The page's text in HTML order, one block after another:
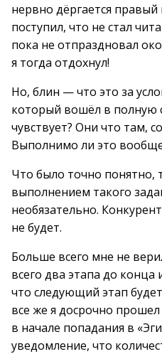
нервно дёргается правый
поступил, что не стал
пока не отпраздновал
я тогда отдохнул!
Но, блин — что это за
который вошёл в полную
чувствует? Они что там,
Выполнимо ли это
Что было точно понятно,
выполнением такого
необязательно.
не будет.
Больше всего мне не
всего два этапа до конца
что следующий этап
все же я досрочно
в начале попадания в
уведомление, что